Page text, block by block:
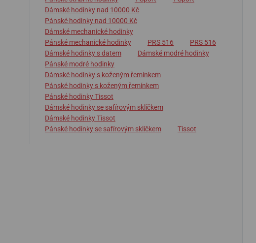
Dámské hodinky nad 10000 Kč
Pánské hodinky nad 10000 Kč
Dámské mechanické hodinky
Pánské mechanické hodinky
PRS 516
PRS 516
Dámské hodinky s datem
Dámské modré hodinky
Pánské modré hodinky
Dámské hodinky s koženým řemínkem
Pánské hodinky s koženým řemínkem
Pánské hodinky Tissot
Dámské hodinky se safírovým sklíčkem
Dámské hodinky Tissot
Pánské hodinky se safírovým sklíčkem
Tissot